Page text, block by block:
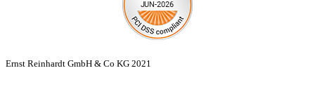
Ernst Reinhardt GmbH & Co KG 2021